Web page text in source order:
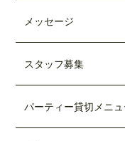
2021.01.25
バーガー宅配
2021.01.22
日本テレビ「
メッセージ
スタッフ募集
パーティー貸切メニ